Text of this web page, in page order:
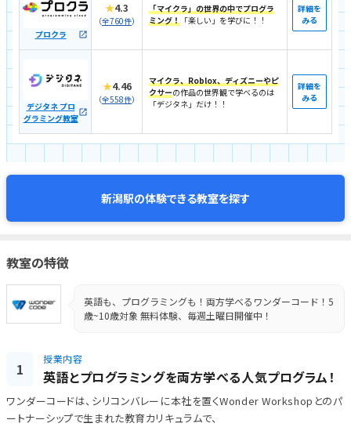
プロクラ
★4.3
（全760件）
「マイクラ」の世界の中でプログラ
ミング！
「楽しい」を学びに！！
詳細を
みる
デジタネ プロ
グラミング教室
★4.46
（全558件）
マイクラ、Roblox、ディズニーやピ
クサーの作品の世界観で学べるのは
「デジタネ」だけ！！
詳細を
みる
新潟駅の体験できる教室を探す
教室の特徴
英語も、プログラミングも！両方学べるワンダーコード！5
歳~10歳対象 無料体験、毎週土曜日開催中！
1
授業内容
英語とプログラミングを両方学べる人気プログラム！
ワンダーコードは、シリコンバレーに本社を置くWonder Workshopとのパ
ートナーシップで生まれた教育カリキュラムで、